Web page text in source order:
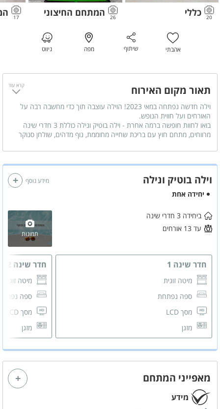
20 כללי 26 המתחם החיצוני 17
אהבתי שיתוף מפה ניווט
תאור מקום האירוח
וילה חדשה נפתחה במאי 2023! הוילה עוצבה תוך כדי מחשבה רבה על
האורחים ועל חווית הנופש.
בואו לחוות חופשה ברמה אחרת - וילה בוטיק ונילה כוללת 3 חדרי שינה
מרווחים, מתחם חוץ עם בריכת שחייה מחוממת, נוף מדהים, שולחן סנוקר
הלינה בוילה בוטיק ונילה מתאימה לזוגות ומשפחות עד 13 איש.
קרא עוד
וילה בוטיק ונילה
יחידה אחת
תמונות
ביחידה 3 חדרי שינה
עד 13 אורחים
חדר שינה 1
מיטה זוגית
ספה נפתחת
מסך LCD
מזגן
חדר רחצה פרטי
חדר שינה 2
מיטה זוגית
ספה
מסך LCD
מזגן
חדר
מידע נוסף
מאפייני המתחם
מידע